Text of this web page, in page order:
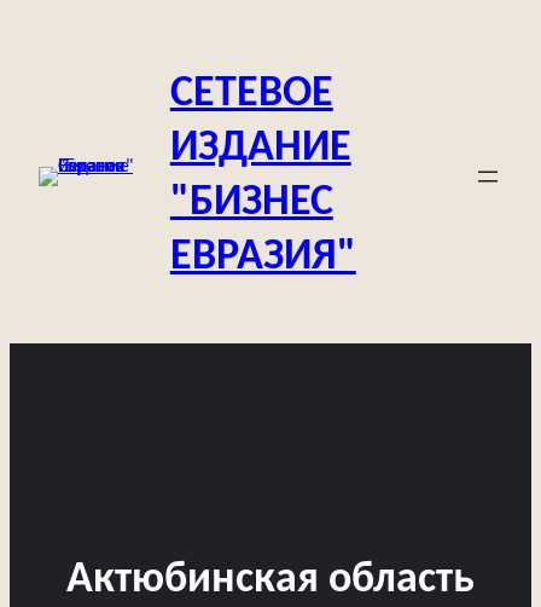
СЕТЕВОЕ
ИЗДАНИЕ
"БИЗНЕС
ЕВРАЗИЯ"
Актюбинская область